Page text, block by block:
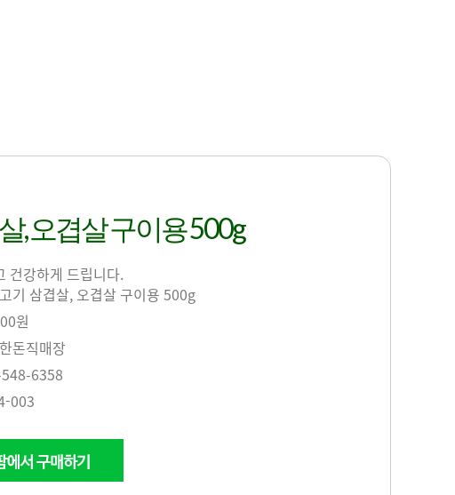
, 오겹살 구이용 500g
건강하게 드립니다.
기 삼겹살, 오겹살 구이용 500g
원
돈직매장
6358
003